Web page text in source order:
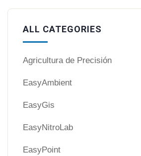
ALL CATEGORIES
Agricultura de Precisión
EasyAmbient
EasyGis
EasyNitroLab
EasyPoint